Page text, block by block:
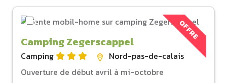
OFFRE
Camping Zegerscappel
Camping
Nord-pas-de-calais
Ouverture de début avril à mi-octobre